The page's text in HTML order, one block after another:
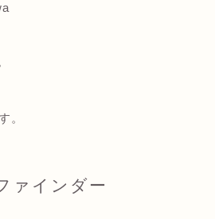
。
ァインダー